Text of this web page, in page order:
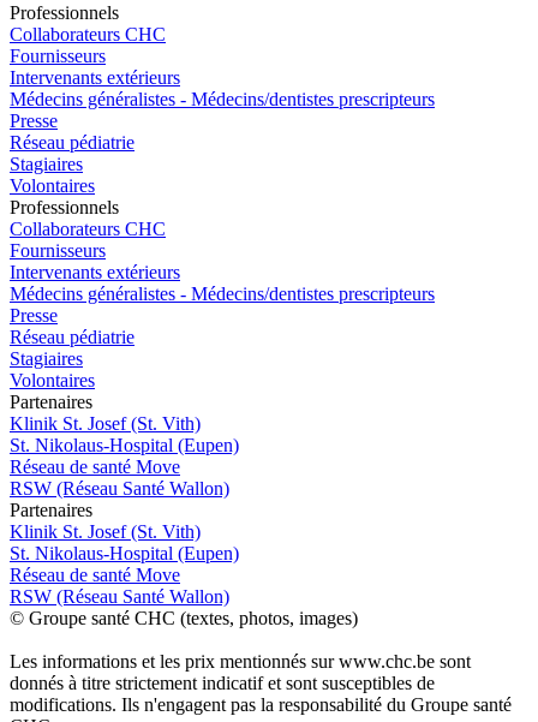
Professionnels
Collaborateurs CHC
Fournisseurs
Intervenants extérieurs
Médecins généralistes - Médecins/dentistes prescripteurs
Presse
Réseau pédiatrie
Stagiaires
Volontaires
Professionnels
Collaborateurs CHC
Fournisseurs
Intervenants extérieurs
Médecins généralistes - Médecins/dentistes prescripteurs
Presse
Réseau pédiatrie
Stagiaires
Volontaires
Partenaires
Klinik St. Josef (St. Vith)
St. Nikolaus-Hospital (Eupen)
Réseau de santé Move
RSW (Réseau Santé Wallon)
Partenaires
Klinik St. Josef (St. Vith)
St. Nikolaus-Hospital (Eupen)
Réseau de santé Move
RSW (Réseau Santé Wallon)
© Groupe santé CHC (textes, photos, images)
Les informations et les prix mentionnés sur www.chc.be sont
donnés à titre strictement indicatif et sont susceptibles de
modifications. Ils n'engagent pas la responsabilité du Groupe santé